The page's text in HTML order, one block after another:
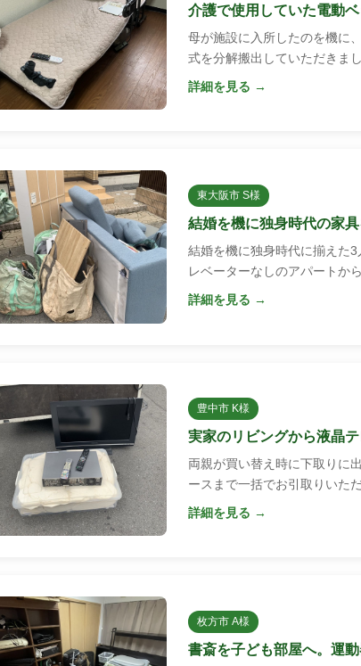
介護で使用していた電動
母が施設に入所したのを機に
式を分解搬出していただきまし
詳細を見る →
東大阪市 S様
結婚を機に独身時代の家
結婚を機に独身時代に揃えた
レベーターなしのアパートか
詳細を見る →
豊中市 K様
実家のリビングから液晶
両親が買い替え時に下取りに
ースまで一括でお引取りいた
詳細を見る →
枚方市 A様
書斎を子ども部屋へ。運